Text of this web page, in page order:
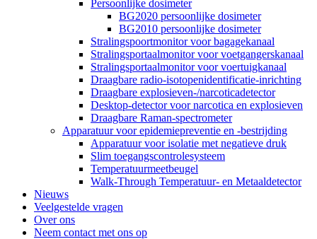
Persoonlijke dosimeter
BG2020 persoonlijke dosimeter
BG2010 persoonlijke dosimeter
Stralingspoortmonitor voor bagagekanaal
Stralingsportaalmonitor voor voetgangerskanaal
Stralingsportaalmonitor voor voertuigkanaal
Draagbare radio-isotopenidentificatie-inrichting
Draagbare explosieven-/narcoticadetector
Desktop-detector voor narcotica en explosieven
Draagbare Raman-spectrometer
Apparatuur voor epidemiepreventie en -bestrijding
Apparatuur voor isolatie met negatieve druk
Slim toegangscontrolesysteem
Temperatuurmeetbeugel
Walk-Through Temperatuur- en Metaaldetector
Nieuws
Veelgestelde vragen
Over ons
Neem contact met ons op